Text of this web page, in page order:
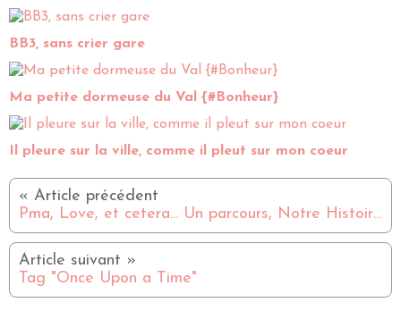
BB3, sans crier gare
Ma petite dormeuse du Val {#Bonheur}
Il pleure sur la ville, comme il pleut sur mon coeur
Pma, Love, et cetera... Un parcours, Notre Histoire...
Tag "Once Upon a Time"